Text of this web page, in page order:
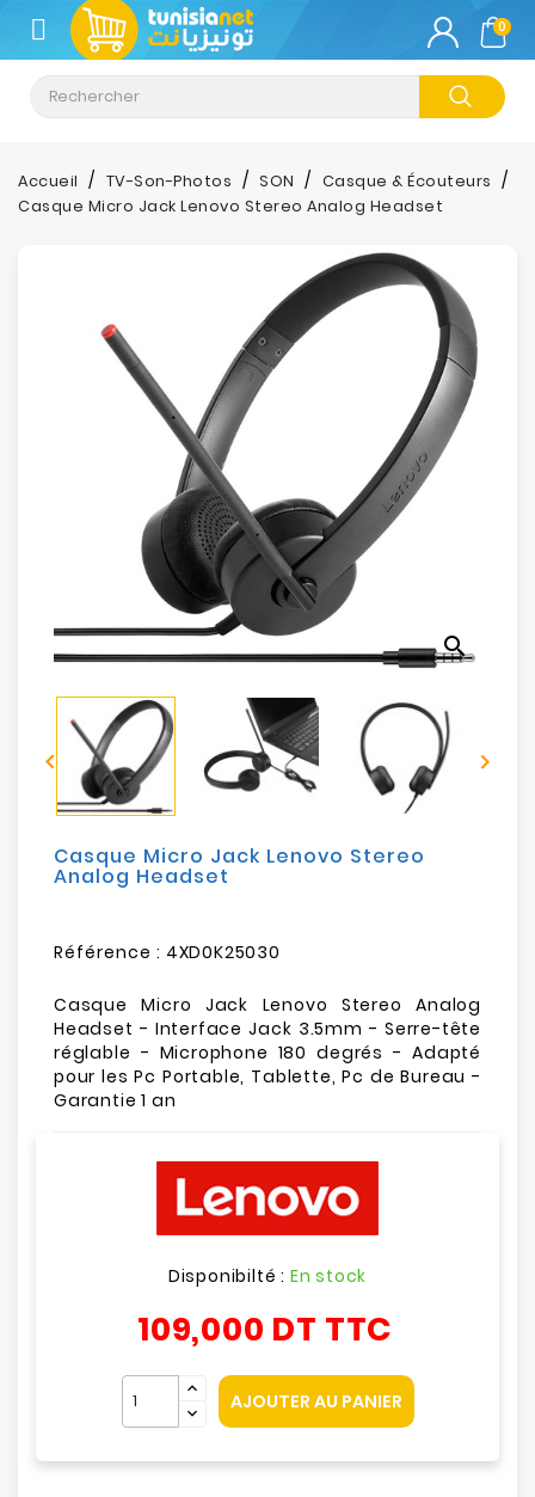
CATÉGORIE
Climatisation
Informatique
Impression
Electroménager
Bureautique
Sécurité
Mobilités
0
Accueil TV-Son-Photos SON
Casque & Écouteurs
Casque Micro Jack Lenovo Stereo Analog Headset
search
 
Casque Micro Jack Lenovo Stereo
Analog Headset
Référence : 4XD0K25030
Casque Micro Jack Lenovo Stereo Analog
Headset - Interface Jack 3.5mm - Serre-tête
réglable - Microphone 180 degrés - Adapté
pour les Pc Portable, Tablette, Pc de Bureau -
Garantie 1 an
Disponibilté : En stock
109,000 DT TTC
AJOUTER AU PANIER